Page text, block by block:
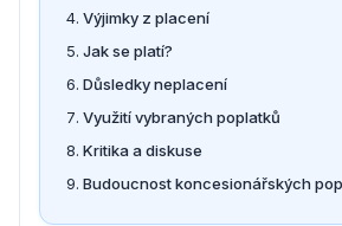
Výjimky z placení
Jak se platí?
Důsledky neplacení
Využití vybraných poplatků
Kritika a diskuse
Budoucnost koncesionářských